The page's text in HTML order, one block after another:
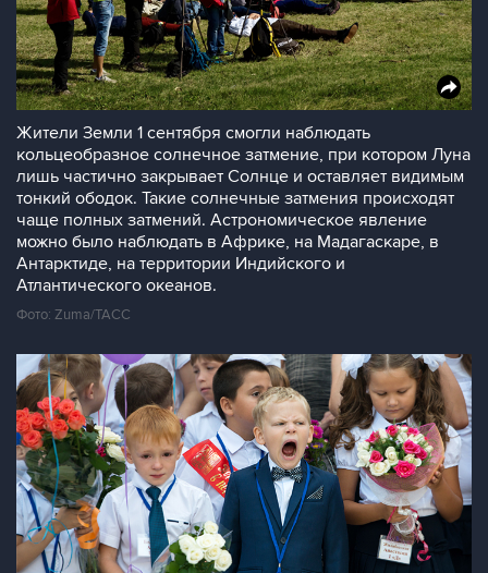
Жители Земли 1 сентября смогли наблюдать
кольцеобразное солнечное затмение, при котором Луна
лишь частично закрывает Солнце и оставляет видимым
тонкий ободок. Такие солнечные затмения происходят
чаще полных затмений. Астрономическое явление
можно было наблюдать в Африке, на Мадагаскаре, в
Антарктиде, на территории Индийского и
Атлантического океанов.
Фото: Zuma/ТАСС